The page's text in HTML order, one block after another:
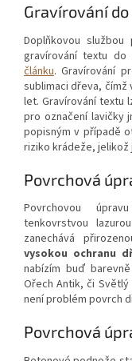
Gravírování
Doplňkovou
gravírování textu
článku. Gravírování
sublimaci dřeva,
let. Gravírování textu
pro označení lavičky
popisným v případě
riziko krádeže,
Povrchová
Povrchovou
tenkovrstvou
zanechává
vysokou ochranu
nabízím buď
Ořech Antik, či
není problém povrch
Povrchová